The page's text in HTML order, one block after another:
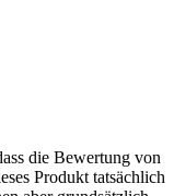
die Bewertung von
Produkt tatsächlich